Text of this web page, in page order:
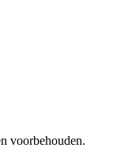
voorbehouden.